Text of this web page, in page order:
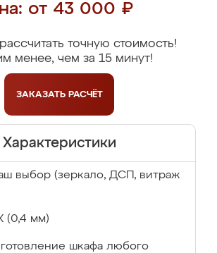
от 43 000 ₽
точную стоимость!
менее, чем за 15 минут!
ЗАКАЗАТЬ РАСЧЁТ
Характеристики
выбор (зеркало, ДСП, витраж
(0,4 мм)
шкафа любого